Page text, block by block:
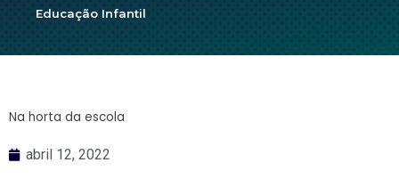
Educação Infantil
Na horta da escola
abril 12, 2022